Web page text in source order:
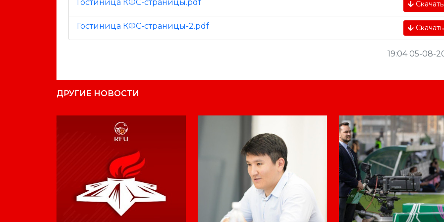
Гостиница КФС-страницы.pdf Скачать
Гостиница КФС-страницы-2.pdf Скачать
19:04 05-08-
ДРУГИЕ НОВОСТИ